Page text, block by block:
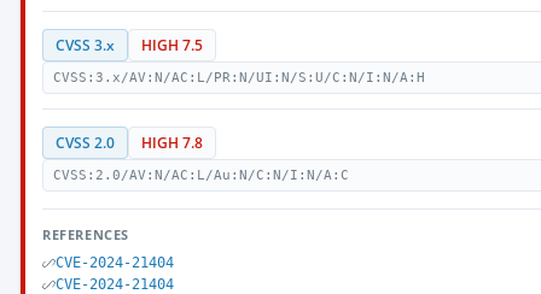
CVSS 3.x HIGH 7.5
CVSS:3.x/AV:N/AC:L/PR:N/UI:N/S:U/C:N/I:N/A:H
CVSS 2.0 HIGH 7.8
CVSS:2.0/AV:N/AC:L/Au:N/C:N/I:N/A:C
REFERENCES
CVE-2024-21404
CVE-2024-21404